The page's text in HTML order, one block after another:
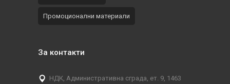
Промоционални материали
За контакти
НДК, Административна сграда, ет. 9, 1463